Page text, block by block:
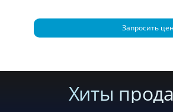
Запросить
Хиты